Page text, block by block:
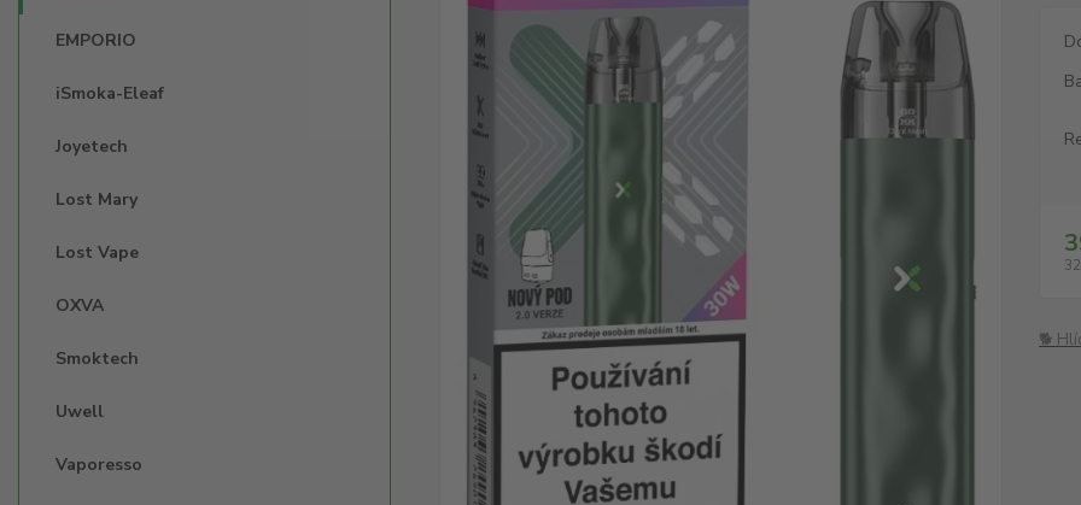
EMPORIO
iSmoka-Eleaf
Joyetech
Lost Mary
Lost Vape
OXVA
Smoktech
Uwell
Vaporesso
🐕